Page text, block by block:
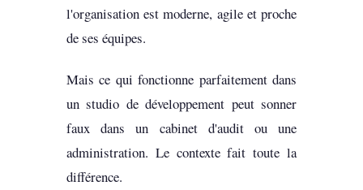
l'organisation est moderne, agile et proche
de ses équipes.
Mais ce qui fonctionne parfaitement dans
un studio de développement peut sonner
faux dans un cabinet d'audit ou une
administration. Le contexte fait toute la
différence.